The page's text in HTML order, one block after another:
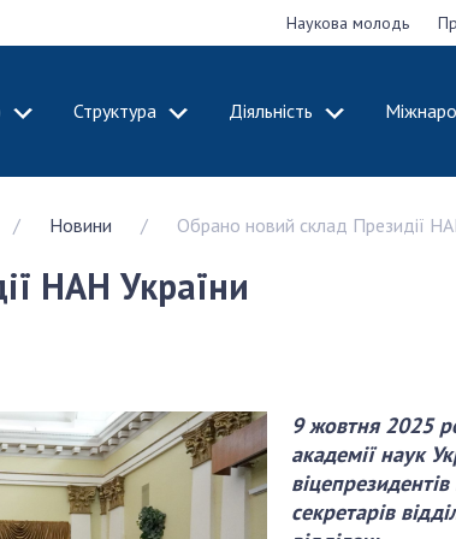
Наукова молодь
Структура Діяльність
наук
відзнаки
звання
Президія НАН
Апарат Президії
наук
Секція хімічних і
біологічних наук
Секція суспільних
Новини Обрано новий склад Президії
НАН України
9 жовтня 2025
академії наук
секретарів